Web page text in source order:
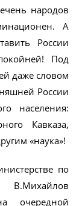
народов
А
России
Под
даже словом
России
населения:
Кавказа,
«наука»!
по
В.Михайлов
очередной